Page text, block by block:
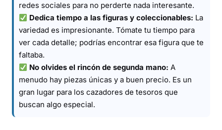
redes sociales para no perderte nada interesante.
Dedica tiempo a las figuras y coleccionables: La
variedad es impresionante. Tómate tu tiempo para
ver cada detalle; podrías encontrar esa figura que te
faltaba.
No olvides el rincón de segunda mano: A
menudo hay piezas únicas y a buen precio. Es un
gran lugar para los cazadores de tesoros que
buscan algo especial.